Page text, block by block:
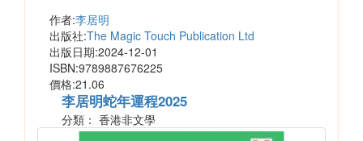
作者:李居明
出版社:The Magic Touch Publication Ltd
出版日期:2024-12-01
ISBN:9789887676225
價格:21.06
李居明蛇年運程2025
分類： 香港非文學